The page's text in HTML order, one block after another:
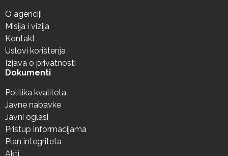
O agenciji
Misija i vizija
Kontakt
Uslovi korištenja
Izjava o privatnosti
Dokumenti
Politika kvaliteta
Javne nabavke
Javni oglasi
Pristup informacijama
Plan integriteta
Akti